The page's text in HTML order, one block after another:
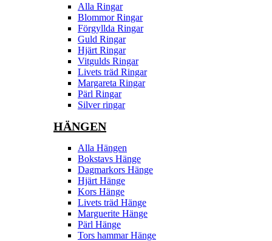
Alla Ringar
Blommor Ringar
Förgyllda Ringar
Guld Ringar
Hjärt Ringar
Vitgulds Ringar
Livets träd Ringar
Margareta Ringar
Pärl Ringar
Silver ringar
HÄNGEN
Alla Hängen
Bokstavs Hänge
Dagmarkors Hänge
Hjärt Hänge
Kors Hänge
Livets träd Hänge
Marguerite Hänge
Pärl Hänge
Tors hammar Hänge